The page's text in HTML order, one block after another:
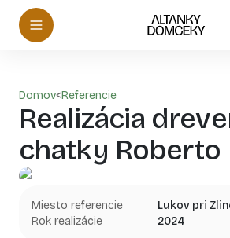
Domov<Referencie
Realizácia
chatky Roberto
Miesto referencie
Lukov pri
Rok realizácie
2024